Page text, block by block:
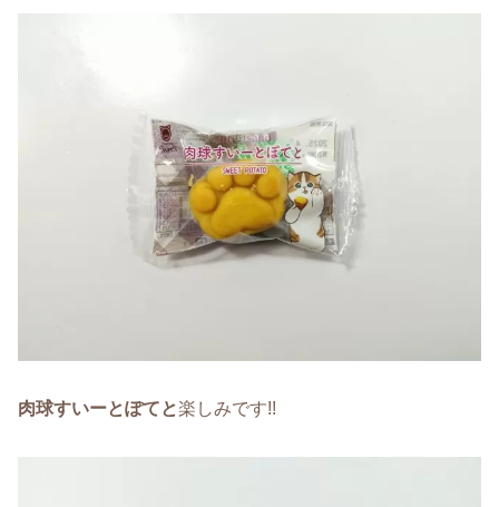
肉球すいーとぽてと楽しみです!!